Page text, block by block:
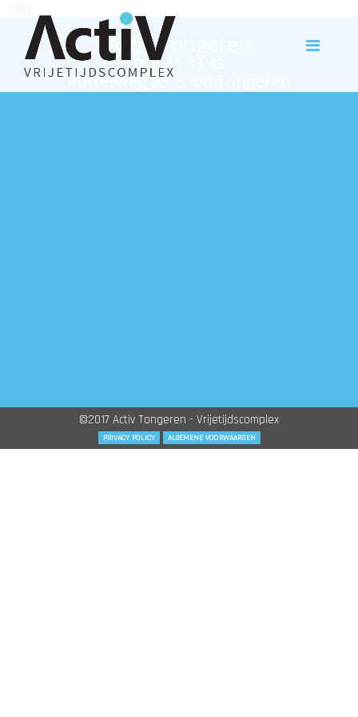
Activ Tongeren
012 23 33 43
Rutterweg 63, 3700 Tongeren
©2017 Activ Tongeren - Vrijetijdscomplex
PRIVACY POLICY ALGEMENE VOORWAARDEN